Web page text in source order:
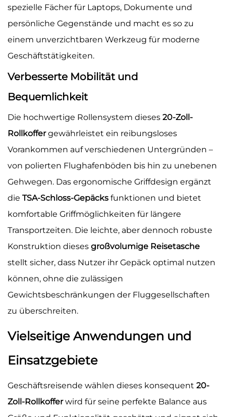
spezielle Fächer für Laptops, Dokumente und
persönliche Gegenstände und macht es so zu
einem unverzichtbaren Werkzeug für moderne
Geschäftstätigkeiten.
Verbesserte Mobilität und
Bequemlichkeit
Die hochwertige Rollensystem dieses 20-Zoll-
Rollkoffergewährleistet ein reibungsloses
Vorankommen auf verschiedenen Untergründen –
von polierten Flughafenböden bis hin zu unebenen
Gehwegen. Das ergonomische Griffdesign ergänzt
die TSA-Schloss-Gepäcks funktionen und bietet
komfortable Griffmöglichkeiten für längere
Transportzeiten. Die leichte, aber dennoch robuste
Konstruktion dieses großvolumige Reisetasche
stellt sicher, dass Nutzer ihr Gepäck optimal nutzen
können, ohne die zulässigen
Gewichtsbeschränkungen der Fluggesellschaften
zu überschreiten.
Vielseitige Anwendungen und
Einsatzgebiete
Geschäftsreisende wählen dieses konsequent 20-
Zoll-Rollkofferwird für seine perfekte Balance aus